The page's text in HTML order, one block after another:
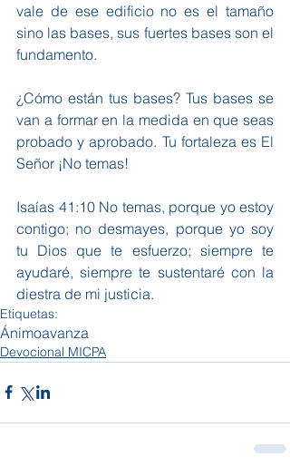
vale de ese edificio no es el tamaño
sino las bases, sus fuertes bases son el
fundamento.
¿Cómo están tus bases? Tus bases se
van a formar en la medida en que seas
probado y aprobado. Tu fortaleza es El
Señor ¡No temas!
Isaías 41:10 No temas, porque yo estoy
contigo; no desmayes, porque yo soy
tu Dios que te esfuerzo; siempre te
ayudaré, siempre te sustentaré con la
diestra de mi justicia.
Etiquetas:
Ánimoavanza
Devocional MICPA